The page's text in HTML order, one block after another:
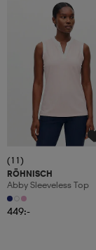
(11)
RÖHNISCH
Abby Sleeveless Top
449:-